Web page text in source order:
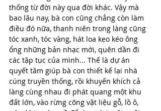
thống từ đời này qua đời khác. Vậy mà
bao lâu nay, bà con cũng chẳng còn làm
điều đó nữa, thanh niên trong làng cũng
tóc xanh, tóc vàng, hát loa kẹo kéo ông
ổng những bản nhạc mới, quên dần đi
các tập tục của mình... Thế là dự án
quyết tâm giúp bà con thiết kế lại nhà
cúng truyền thống, rồi khuyến khích cả
làng cùng nhau đi phát quang một khu
đất lớn, vào rừng cõng vật liệu gỗ, lồ ô,